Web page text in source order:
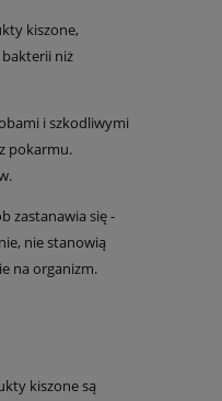
kiszone,
niż
i szkodliwymi
pokarmu.
zastanawia się -
nie stanowią
na organizm.
kiszone są